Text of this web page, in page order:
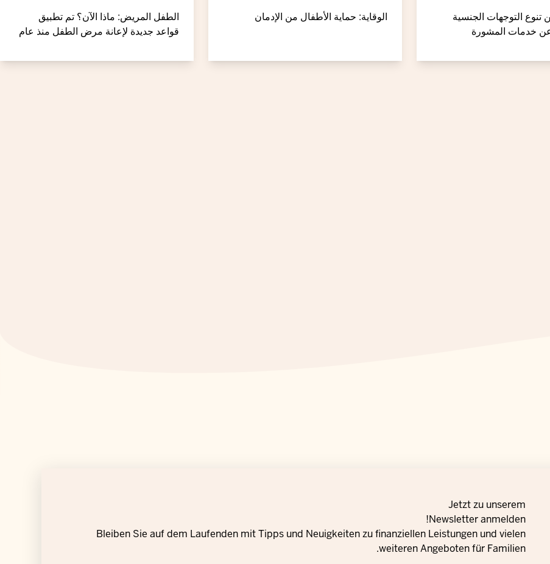
التوجهات الجنسية
خدمات المشورة
الوقاية: حماية الأطفال من الإدمان
الطفل المريض: ماذا الآن؟ تم تطبيق
قواعد جديدة لإعانة مرض الطفل منذ عام
Jetzt zu unserem
Newsletter anmelden!
Bleiben Sie auf dem Laufenden mit Tipps und Neuigkeiten zu finanziellen Leistungen und vielen
weiteren Angeboten für Familien.